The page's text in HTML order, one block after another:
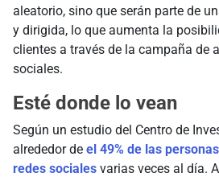
aleatorio, sino que serán parte de
y dirigida, lo que aumenta la
clientes a través de la campaña de
sociales.
Esté donde lo vean
Según un estudio del Centro de
alrededor de el 49% de las
redes sociales varias veces al día.